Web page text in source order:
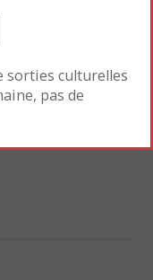
sorties culturelles
pas de